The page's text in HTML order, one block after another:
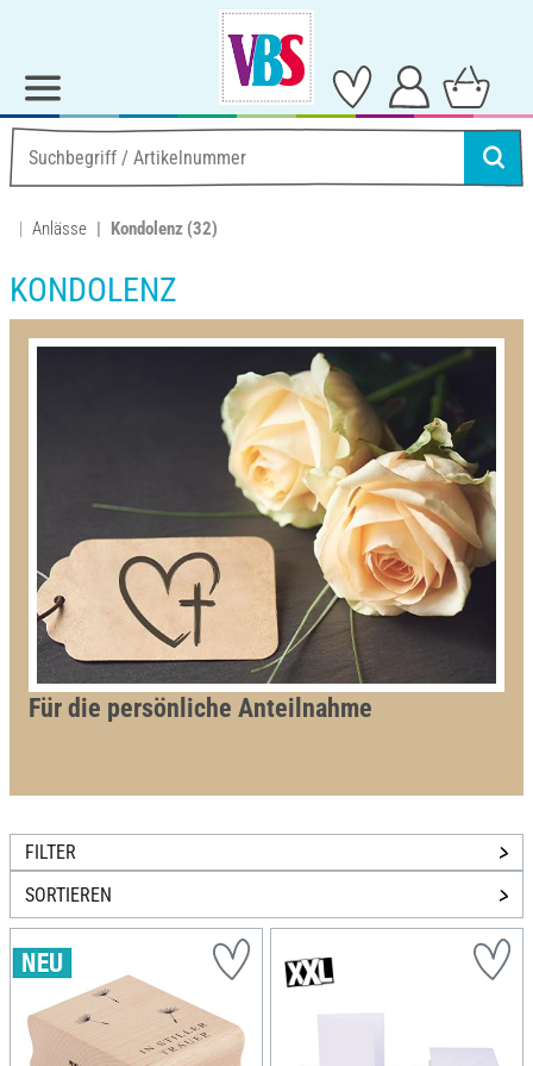
Anlässe Kondolenz (32)
KONDOLENZ
Für die persönliche Anteilnahme
FILTER
SORTIEREN